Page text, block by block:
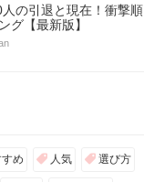
人の引退と現在！衝撃順
グ【最新版】
め 人気 選び方